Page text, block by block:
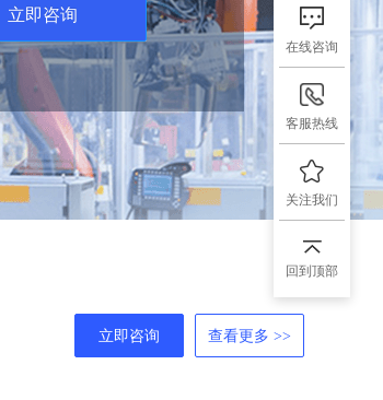
立即咨询
立即咨询 查看更多 >>
在线咨询
客服热线
关注我们
回到顶部